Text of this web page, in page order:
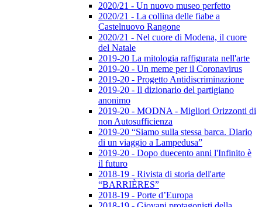
2020/21 - Un nuovo museo perfetto
2020/21 - La collina delle fiabe a
Castelnuovo Rangone
2020/21 - Nel cuore di Modena, il cuore
del Natale
2019-20 La mitologia raffigurata nell'arte
2019-20 - Un meme per il Coronavirus
2019-20 - Progetto Antidiscriminazione
2019-20 - Il dizionario del partigiano
anonimo
2019-20 - MODNA - Migliori Orizzonti di
non Autosufficienza
2019-20 “Siamo sulla stessa barca. Diario
di un viaggio a Lampedusa”
2019-20 - Dopo duecento anni l'Infinito è
il futuro
2018-19 - Rivista di storia dell'arte
“BARRIÈRES”
2018-19 - Porte d’Europa